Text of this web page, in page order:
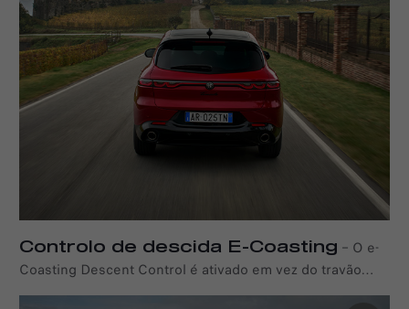
Veloce vem de série com a suspensão eletrónica Alfa
Dual Stage Valve (DSV), reforçando ainda mais o caráter
desportivo do Tonale Ibrida Plug-in Q4.
Controlo de descida E-Coasting – O e-
Coasting Descent Control é ativado em vez do travão
motor quando o acelerador é solto, permitindo a